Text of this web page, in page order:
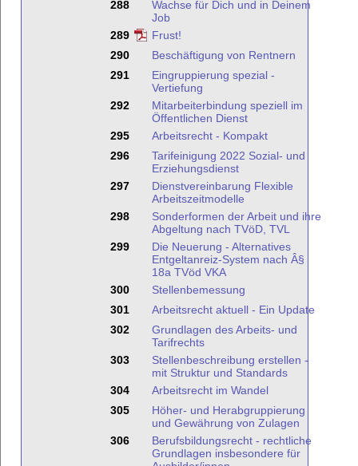
288
Wachse für Dich und in Deinem
Job
289
Frust!
290
Beschäftigung von Rentnern
291
Eingruppierung spezial -
Vertiefung
292
Mitarbeiterbindung speziell im
Öffentlichen Dienst
295
Arbeitsrecht - Kompakt
296
Tarifeinigung 2022 Sozial- und
Erziehungsdienst
297
Dienstvereinbarung Flexible
Arbeitszeitmodelle
298
Sonderformen der Arbeit und ihre
Abgeltung nach TVöD, TVL
299
Die Neuerung - Alternatives
Entgeltanreiz-System nach Â§
18a TVöd VKA
300
Stellenbemessung
301
Arbeitsrecht aktuell - Ein Update
302
Grundlagen des Arbeits- und
Tarifrechts
303
Stellenbeschreibung erstellen -
mit Struktur und Standards
304
Arbeitsrecht im Wandel
305
Höher- und Herabgruppierung
und Gewährung von Zulagen
306
Berufsbildungsrecht - rechtliche
Grundlagen insbesondere für